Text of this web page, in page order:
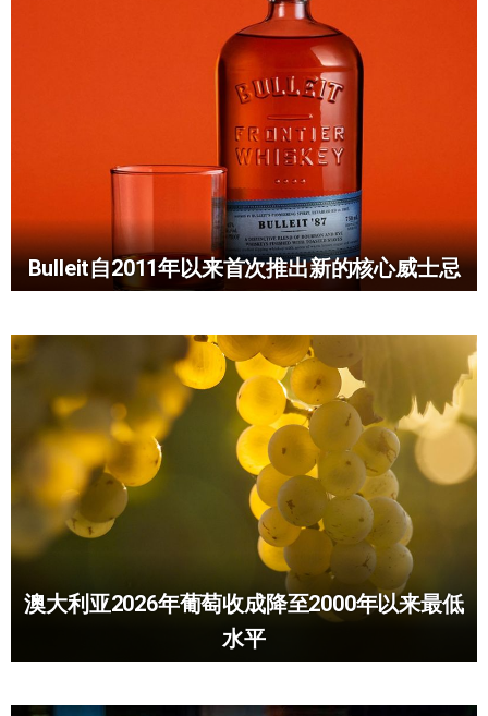
Bulleit自2011年以来首次推出新的核心威士忌
澳大利亚2026年葡萄收成降至2000年以来最低
水平